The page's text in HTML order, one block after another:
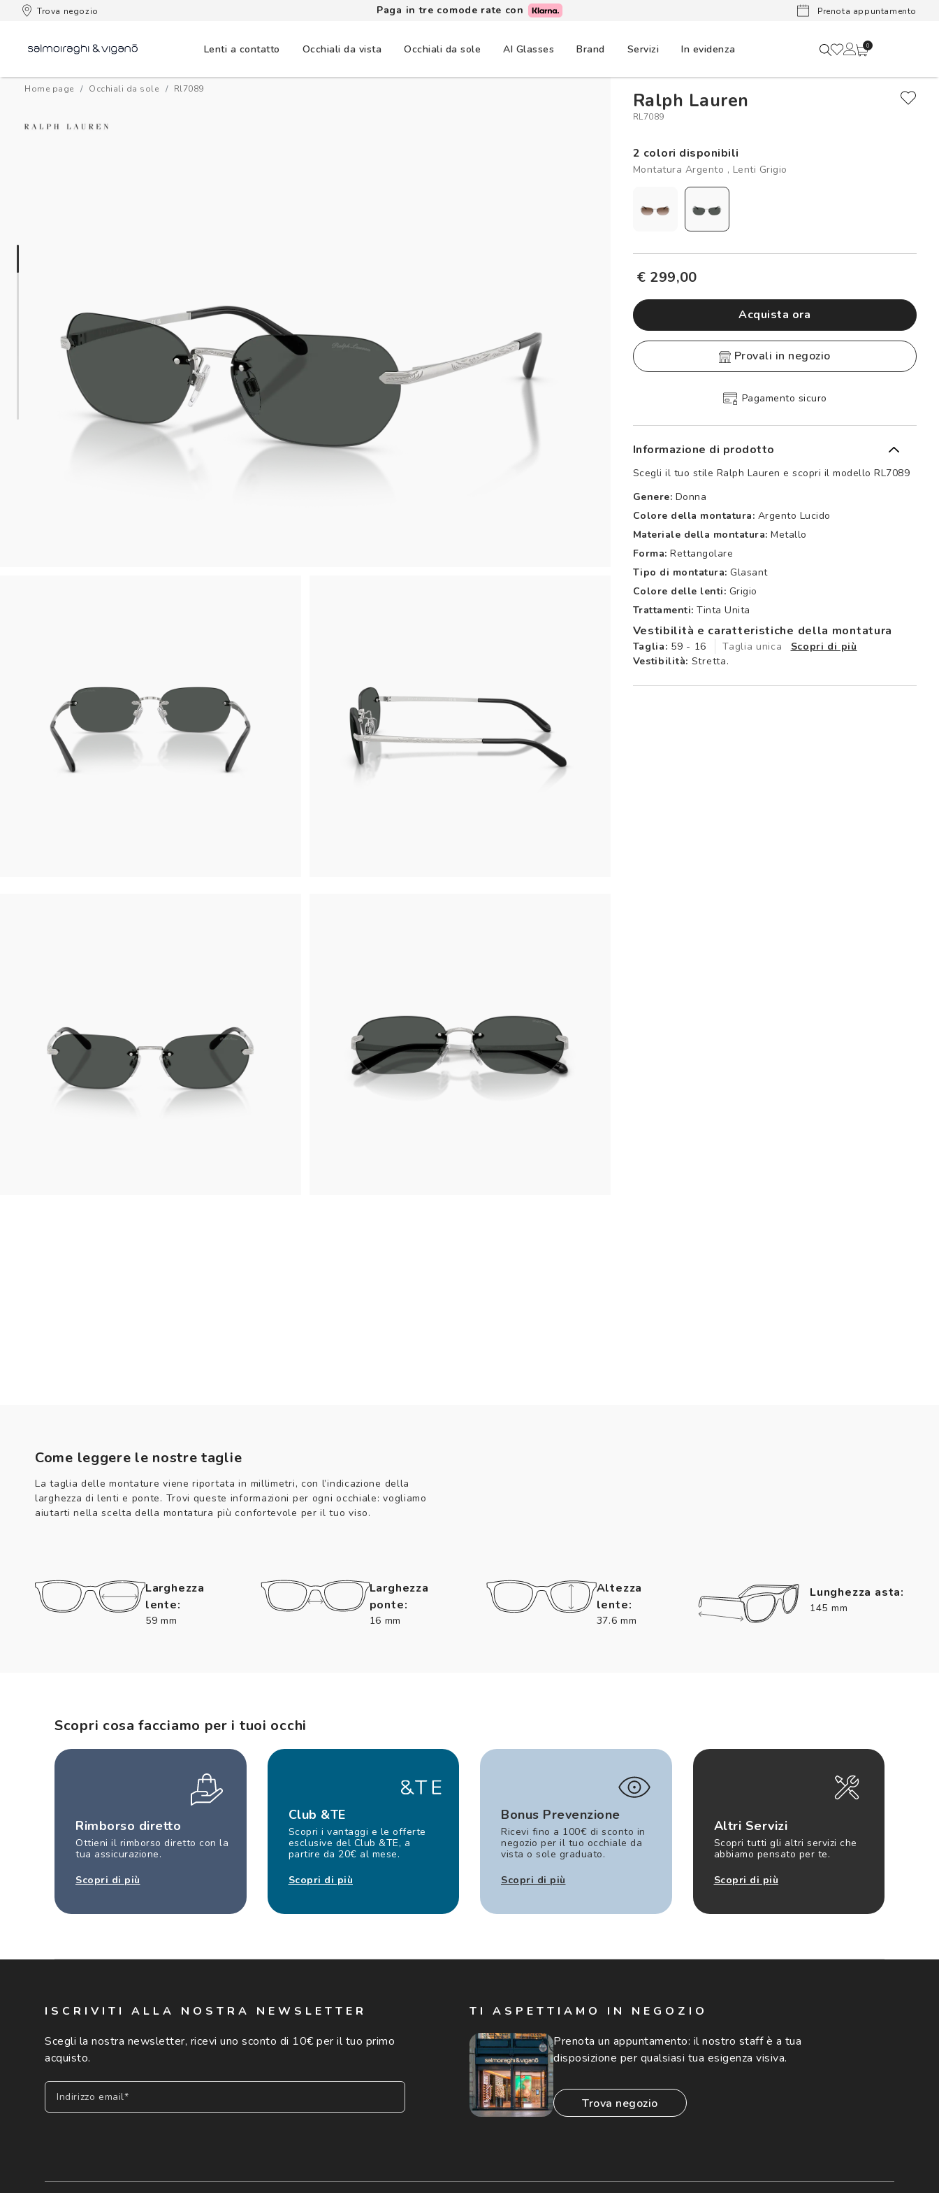
Trova negozio Paga in tre comode rate con Lenti a
Prenota appuntamento
Lenti a contatto Occhiali da vista Occhiali da sole AI Glasses Brand Servizi In evidenza 0
Home page Occhiali da sole rl7089 Ralph Lauren
RL7089
2 colori disponibili
Montatura Argento , Lenti Grigio
€ 299,00
Acquista ora
provali in negozio
Spedizione sicura e gratuita, senza spesa minima Pagamento sicuro
Informazione di prodotto
Scegli il tuo stile Ralph Lauren e scopri il modello RL7089
Genere: Donna
Colore della montatura: Argento Lucido
Materiale della montatura: Metallo
Forma: Rettangolare
Tipo di montatura: Glasant
Colore delle lenti: Grigio
Trattamenti: Tinta Unita
Vestibilità e caratteristiche della montatura
Taglia: 59 - 16 Taglia unica
Scopri di più
Vestibilità: Stretta.
Come leggere le nostre taglie
La taglia delle montature viene riportata in millimetri, con l’indicazione della
larghezza di lenti e ponte. Trovi queste informazioni per ogni occhiale: vogliamo
aiutarti nella scelta della montatura più confortevole per il tuo viso.
Larghezza
lente:
59 mm
Larghezza
ponte:
16 mm
Altezza
lente:
37.6 mm
Lunghezza asta:
145 mm
Scopri cosa facciamo per i tuoi occhi
Rimborso diretto
Ottieni il rimborso diretto con la
tua assicurazione.
Scopri di più
Club &TE
Scopri i vantaggi e le offerte
esclusive del Club &TE, a
partire da 20€ al mese.
Scopri di più
Bonus Prevenzione
Ricevi fino a 100€ di sconto in
negozio per il tuo occhiale da
vista o sole graduato.
Scopri di più
Altri Servizi
Scopri tutti gli altri servizi che
abbiamo pensato per te.
Scopri di più
ISCRIVITI ALLA NOSTRA NEWSLETTER
Scegli la nostra newsletter, ricevi uno sconto di 10€ per il tuo primo
acquisto.
Indirizzo email*
TI ASPETTIAMO IN NEGOZIO
Prenota un appuntamento: il nostro staff è a tua
disposizione per qualsiasi tua esigenza visiva.
trova negozio